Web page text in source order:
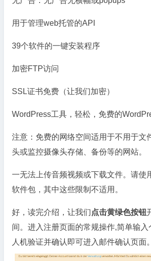
用于管理web托管的API
39个软件的一键安装程序
加密FTP访问
SSL证书免费（让我们加密）
WordPress工具，轻松，免费的
注意：免费的网络空间适用于不用于文
头或监控摄像头存储、备份等的网站。
一无法上传音频视频或下载文件。请使
软件包，其中这些限制不适用。
好，读完介绍，让我们点击黄绿色按钮
间。进入注册页面的常规操作,简单输入
人机验证并确认即可进入邮件确认页面。